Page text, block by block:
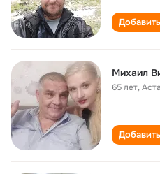
Михаил
65 лет,